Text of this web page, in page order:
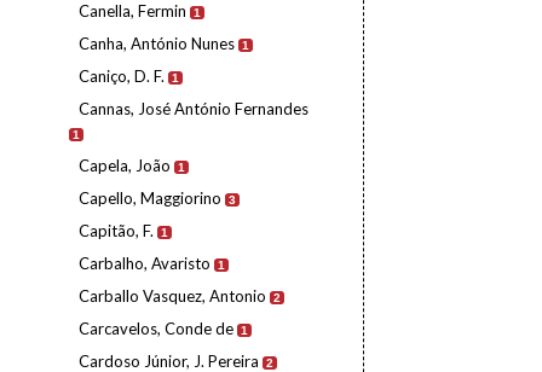
Canella, Fermin 1
Canha, António Nunes 1
Caniço, D. F. 1
Cannas, José António Fernandes
1
Capela, João 1
Capello, Maggiorino 3
Capitão, F. 1
Carbalho, Avaristo 1
Carballo Vasquez, Antonio 2
Carcavelos, Conde de 1
Cardoso Júnior, J. Pereira 2